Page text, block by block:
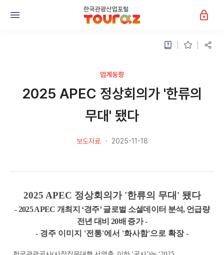
업계동향
2025 APEC 정상회의가 '한류의
무대' 됐다
보도자료 2025-11-18
2025 APEC 정상회의가 '한류의 무대 ' 됐다
- 2025 APEC개최지 ‘경주’글로벌 소셜데이터 분석, 언급량
전년 대비20배 증가-
- 경주 이미지 '전통'에서 '화사함'으로 확장-